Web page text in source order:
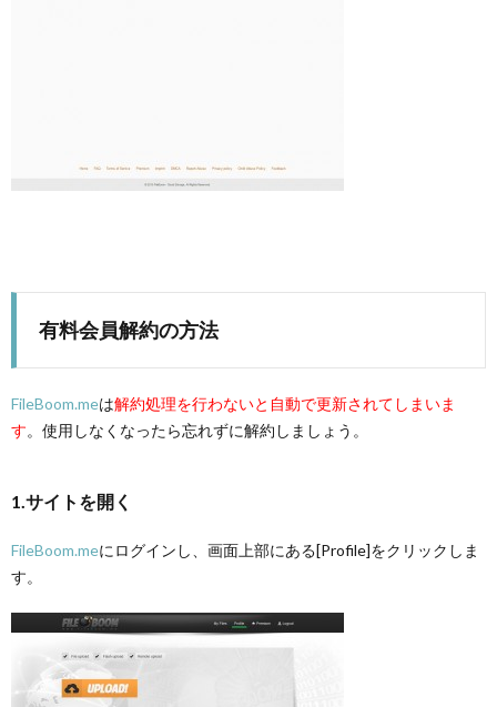
有料会員解約の方法
FileBoom.meは解約処理を行わないと自動で更新されてしまいま
す。使用しなくなったら忘れずに解約しましょう。
1.サイトを開く
FileBoom.meにログインし、画面上部にある[Profile]をクリックしま
す。